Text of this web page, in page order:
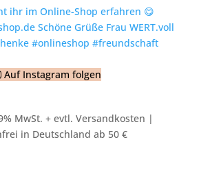
Auf Instagram folgen
MwSt. + evtl. Versandkosten |
in Deutschland ab 50 €